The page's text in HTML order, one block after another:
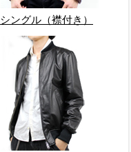
シングル（襟付き）